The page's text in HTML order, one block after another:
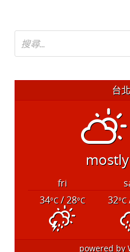
台
fri
34°C/ 28°C 32°C
powered by